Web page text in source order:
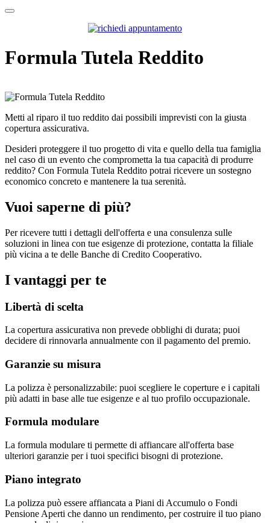
Formula Tutela Reddito
Metti al riparo il tuo reddito dai possibili imprevisti con la giusta
copertura assicurativa.
Desideri proteggere il tuo progetto di vita e quello della tua famiglia
nel caso di un evento che comprometta la tua capacità di produrre
reddito? Con Formula Tutela Reddito potrai ricevere un sostegno
economico concreto e mantenere la tua serenità.
Vuoi saperne di più?
Per ricevere tutti i dettagli dell'offerta e una consulenza sulle
soluzioni in linea con tue esigenze di protezione, contatta la filiale
più vicina a te delle Banche di Credito Cooperativo.
I vantaggi per te
Libertà di scelta
La copertura assicurativa non prevede obblighi di durata; puoi
decidere di rinnovarla annualmente con il pagamento del premio.
Garanzie su misura
La polizza è personalizzabile: puoi scegliere le coperture e i capitali
più adatti in base alle tue esigenze e al tuo profilo occupazionale.
Formula modulare
La formula modulare ti permette di affiancare all'offerta base
ulteriori garanzie per i tuoi specifici bisogni di protezione.
Piano integrato
La polizza può essere affiancata a Piani di Accumulo o Fondi
Pensione Aperti che danno un rendimento, per costruire il tuo piano